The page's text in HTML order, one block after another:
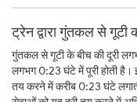
ट्रेन द्वारा गुंतकल से गूटी
गुंतकल से गूटी के बीच की दूरी
लगभग 0:23 घंटे में पूरी होती
तय करने में करीब 0:23 घंटे